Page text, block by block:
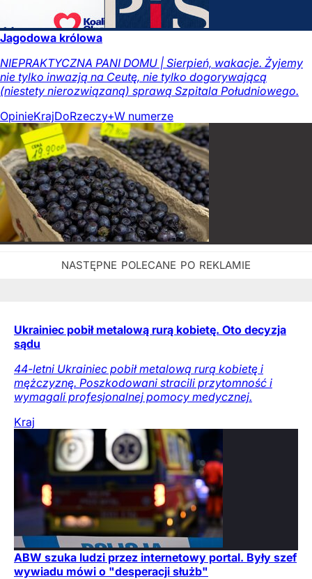
Jagodowa królowa
NIEPRAKTYCZNA PANI DOMU | Sierpień, wakacje. Żyjemy
nie tylko inwazją na Ceutę, nie tylko dogorywającą
(niestety nierozwiązaną) sprawą Szpitala Południowego.
OpinieKrajDoRzeczy+W numerze
Ukrainiec pobił metalową rurą kobietę. Oto decyzja
sądu
44-letni Ukrainiec pobił metalową rurą kobietę i
mężczyznę. Poszkodowani stracili przytomność i
wymagali profesjonalnej pomocy medycznej.
Kraj
ABW szuka ludzi przez internetowy portal. Były szef
wywiadu mówi o "desperacji służb"